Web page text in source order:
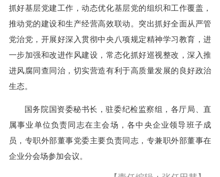
抓好基层党建工作，动态优化基层党的组织和工作覆盖，
推动党的建设和生产经营高效联动。突出抓好全面从严管
党治党，开展好深入贯彻中央八项规定精神学习教育，进
一步加强和改进作风建设，常态化抓好巡视整改，深入推
进风腐同查同治，切实营造有利于高质量发展的良好政治
生态。
国务院国资委秘书长，驻委纪检监察组，各厅局、直
属事业单位负责同志在主会场，各中央企业领导班子成
员，专职外部董事党委主要负责同志，专兼职外部董事在
企业分会场参加会议。